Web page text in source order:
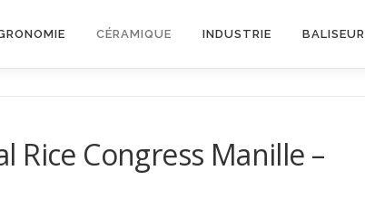
CÉRAMIQUE INDUSTRIE BALISEUR
Congress Manille –